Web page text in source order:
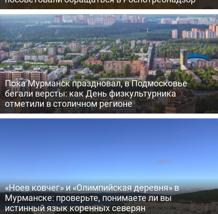
Пока Мурманск праздновал, в Подмосковье
бегали версты: как День физкультурника
отметили в столичном регионе
«Ноев ковчег» и «Олимпийская деревня» в
Мурманске: проверьте, понимаете ли вы
истинный язык коренных северян